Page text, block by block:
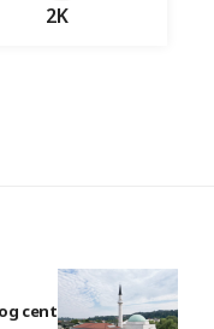
2K
centra i džamije u